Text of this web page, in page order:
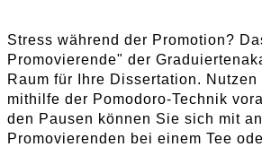
Stress während der Promotion?
Promovierende" der
Raum für Ihre Dissertation.
mithilfe der Pomodoro-Technik
den Pausen können Sie sich mit
Promovierenden bei einem Tee